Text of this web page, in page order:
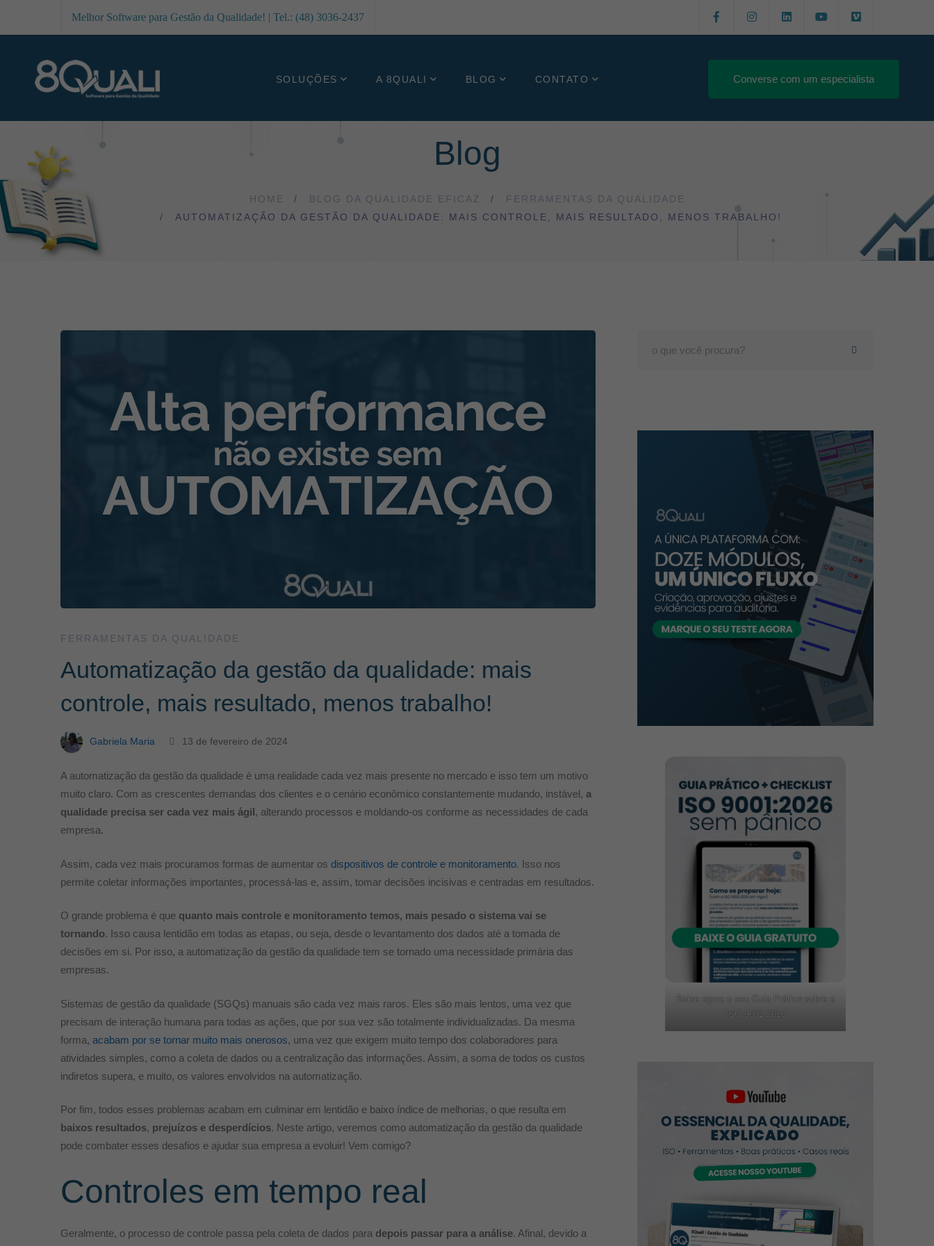
Melhor Software para Gestão da Qualidade! | Tel.: (48) 3036-2437
SOLUÇÕES A 8QUALI BLOG CONTATO Converse com um especialista
Blog
HOME BLOG DA QUALIDADE EFICAZ
FERRAMENTAS DA QUALIDADE
AUTOMATIZAÇÃO DA GESTÃO DA QUALIDADE: MAIS CONTROLE, MAIS RESULTADO, MENOS TRABALHO!
gestão
qualidade:
controle,
mais
resultado,
menos
trabalho!
FERRAMENTAS DA QUALIDADE
Automatização da gestão da qualidade: mais
controle, mais resultado, menos trabalho!
Gabriela Maria 13 de fevereiro de 2024
A automatização da gestão da qualidade é uma realidade cada vez mais presente no mercado e isso tem um motivo
muito claro. Com as crescentes demandas dos clientes e o cenário econômico constantemente mudando, instável, a
qualidade precisa ser cada vez mais ágil, alterando processos e moldando-os conforme as necessidades de cada
empresa.
Assim, cada vez mais procuramos formas de aumentar os dispositivos de controle e monitoramento. Isso nos
permite coletar informações importantes, processá-las e, assim, tomar decisões incisivas e centradas em resultados.
O grande problema é que quanto mais controle e monitoramento temos, mais pesado o sistema vai se
tornando. Isso causa lentidão em todas as etapas, ou seja, desde o levantamento dos dados até a tomada de
decisões em si. Por isso, a automatização da gestão da qualidade tem se tornado uma necessidade primária das
empresas.
Sistemas de gestão da qualidade (SGQs) manuais são cada vez mais raros. Eles são mais lentos, uma vez que
precisam de interação humana para todas as ações, que por sua vez são totalmente individualizadas. Da mesma
forma, acabam por se tornar muito mais onerosos, uma vez que exigem muito tempo dos colaboradores para
atividades simples, como a coleta de dados ou a centralização das informações. Assim, a soma de todos os custos
indiretos supera, e muito, os valores envolvidos na automatização.
Por fim, todos esses problemas acabam em culminar em lentidão e baixo índice de melhorias, o que resulta em
baixos resultados, prejuízos e desperdícios. Neste artigo, veremos como automatização da gestão da qualidade
pode combater esses desafios e ajudar sua empresa a evoluir! Vem comigo?
Controles em tempo real
Geralmente, o processo de controle passa pela coleta de dados para depois passar para a análise. Afinal, devido a
Baixe agora o seu Guia Prático sobre a
ISO 9001:2026